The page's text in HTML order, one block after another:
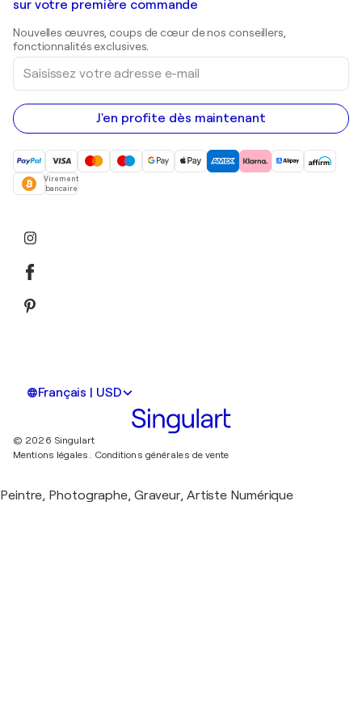
Estampes
Peintures acryliques
Galeries d'art en Belgique
sur votre première commande
Nouvelles œuvres, coups de cœur de nos conseillers,
fonctionnalités exclusives.
Saisissez
votre
adresse
e-
mail
J'en profite dès maintenant
Virement
bancaire
Français | USD
© 2026 Singulart
Mentions légales. Conditions générales de vente
Peintre, Photographe, Graveur, Artiste Numérique